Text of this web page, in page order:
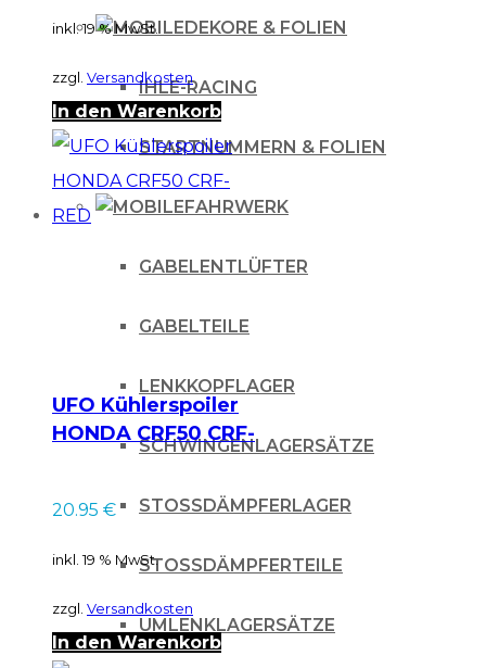
DEKORE & FOLIEN
IHLE-RACING
STARTNUMMERN & FOLIEN
FAHRWERK
GABELENTLÜFTER
GABELTEILE
LENKKOPFLAGER
SCHWINGENLAGERSÄTZE
STOSSDÄMPFERLAGER
STOSSDÄMPFERTEILE
UMLENKLAGERSÄTZE
inkl. 19 % MwSt.
zzgl. Versandkosten
In den Warenkorb
UFO Kühlerspoiler
HONDA CRF50 CRF-
20.95 €
inkl. 19 % MwSt.
zzgl. Versandkosten
In den Warenkorb